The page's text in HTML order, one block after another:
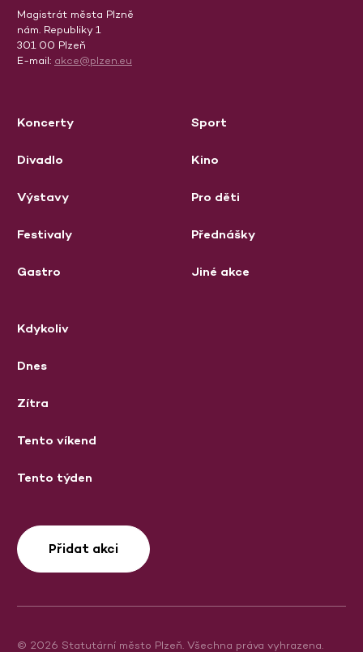
Magistrát města Plzně
nám. Republiky 1
301 00 Plzeň
E-mail: akce@plzen.eu
Koncerty
Divadlo
Výstavy
Festivaly
Gastro
Sport
Kino
Pro děti
Přednášky
Jiné akce
Kdykoliv
Dnes
Zítra
Tento víkend
Tento týden
Přidat akci
© 2026 Statutární město Plzeň. Všechna práva vyhrazena.